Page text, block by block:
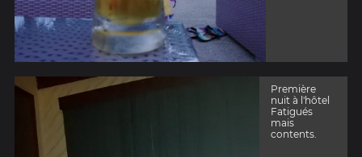
Première
nuit à l'hôtel
Fatigués
mais
contents.